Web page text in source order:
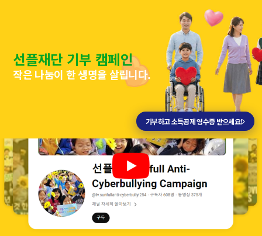
선플재단 기부 캠페인
작은 나눔이 한 생명을 살립니다.
기부하고 소득공제 영수증 받으세요!